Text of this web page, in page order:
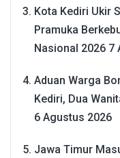
Kota Kediri Ukir
Pramuka
Nasional 2026 7
Aduan Warga
Kediri, Dua
6 Agustus 2026
Jawa Timur